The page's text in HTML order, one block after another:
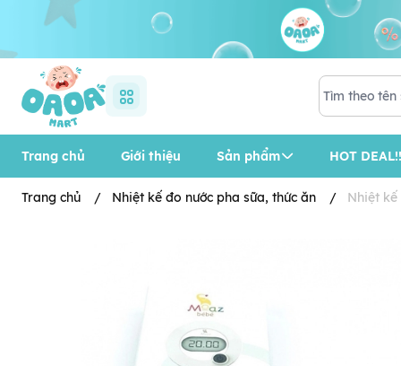
Trang chủ Giới thiệu Sản phẩm HOT
Trang chủ / Nhiệt kế đo nước pha sữa, thức ăn / Nhiệt kế